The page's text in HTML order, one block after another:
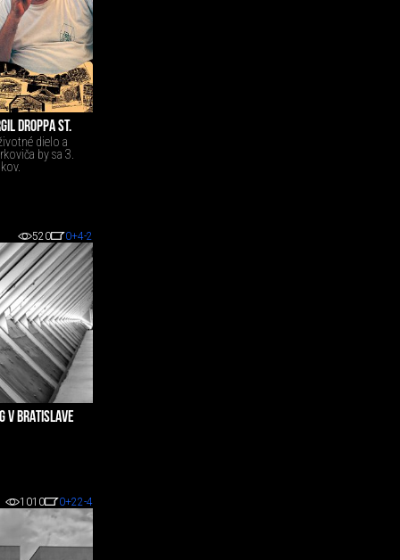
DROPPA ST.
dielo a
by sa 3.
520 0+4-2
V BRATISLAVE
1010 0+22-4